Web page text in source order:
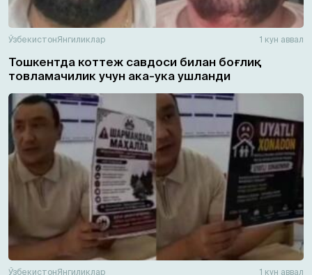
ЎзбекистонЯнгиликлар 1 кун аввал
Тошкентда коттеж савдоси билан боғлиқ
товламачилик учун ака-ука ушланди
ЎзбекистонЯнгиликлар 1 кун аввал